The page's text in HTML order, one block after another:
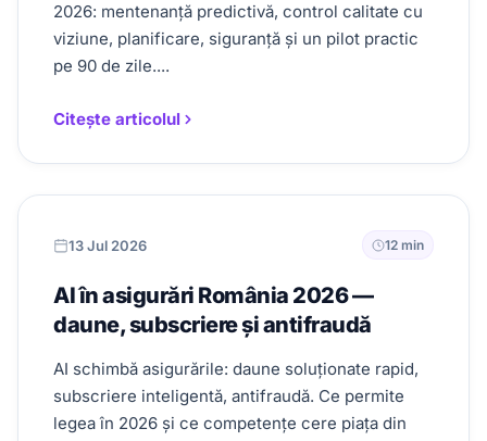
2026: mentenanță predictivă, control calitate cu
viziune, planificare, siguranță și un pilot practic
pe 90 de zile....
Citește articolul
13 Jul 2026 12 min
AI în asigurări România 2026 —
daune, subscriere și antifraudă
AI schimbă asigurările: daune soluționate rapid,
subscriere inteligentă, antifraudă. Ce permite
legea în 2026 și ce competențe cere piața din